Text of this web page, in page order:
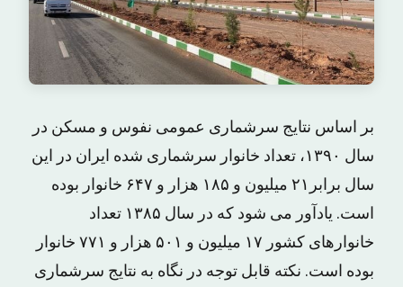
بر اساس نتایج سرشماری عمومی نفوس و مسکن در
سال ١٣٩٠، تعداد خانوار سرشماری شده ایران در این
سال برابر۲۱ میلیون و ۱۸۵ هزار و ۶۴۷ خانوار بوده
است. یادآور می شود که در سال ۱۳۸۵ تعداد
خانوارهای کشور ۱۷ میلیون و ۵۰۱ هزار و ۷۷۱ خانوار
بوده است. نکته قابل توجه در نگاه به نتایج سرشماری